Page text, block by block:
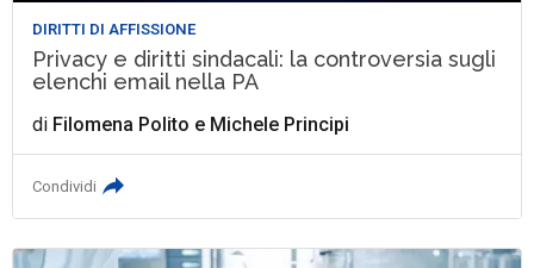
DIRITTI DI AFFISSIONE
Privacy e diritti sindacali: la controversia sugli
elenchi email nella PA
di Filomena Polito e Michele Principi
Condividi